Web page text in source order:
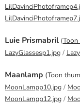
Luie Prismabril (
LazyGlassesp1.jpg /
Maanlamp (Toon
MoonLampp10.jpg /
MoonLampp12.jpg /